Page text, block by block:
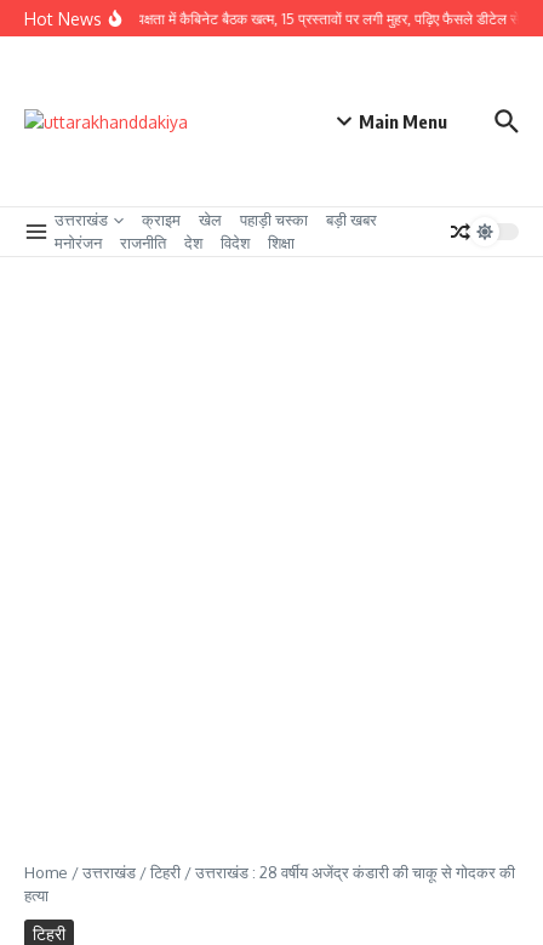
Skip to content
Hot News
CM धामी की अध्यक्षता में कैबिनेट बैठक खत्म, 15 प्रस्तावों पर लगी मुहर, पढ़िए फैसले डीटेल से
Main Menu
उत्तराखंड क्राइम खेल पहाड़ी चस्का
बड़ी खबर
मनोरंजन
राजनीति देश विदेश शिक्षा
Home /उत्तराखंड /टिहरी /उत्तराखंड : 28 वर्षीय अजेंद्र कंडारी की चाकू से गोदकर की
हत्या
टिहरी